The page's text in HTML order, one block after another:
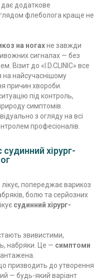
додаткове
флеболога краще не
на ногахне завжди
сигналах — без
Візит до «I.D.CLINIC» все
на найсучаснішому
причин хвороби.
під контроль,
симптомів.
з огляду на всі
професіоналів.
хірург-
лікує, попереджає варикоз
болю та серйозних
судинний хірург-
звивистими,
набряки. Це — симптоми
призводить до утворення
— будь-який варіант